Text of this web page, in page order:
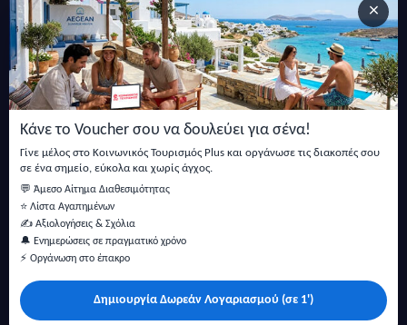
×
Κάνε το Voucher σου να δουλεύει για σένα!
Γίνε μέλος στο Κοινωνικός Τουρισμός Plus και οργάνωσε τις διακοπές σου
σε ένα σημείο, εύκολα και χωρίς άγχος.
💬 Άμεσο Αίτημα Διαθεσιμότητας
⭐ Λίστα Αγαπημένων
✍️ Αξιολογήσεις & Σχόλια
🔔 Ενημερώσεις σε πραγματικό χρόνο
⚡ Οργάνωση στο έπακρο
Δημιουργία Δωρεάν Λογαριασμού (σε 1')
Εγγραφείτε στο newsletter μας
Μείνετε ενημερωμένοι με τις τελευταίες ειδήσεις, ανακοινώσεις
και άρθρα.